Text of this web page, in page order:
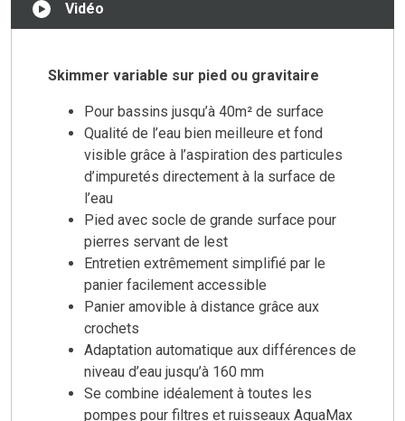
Vidéo
Skimmer variable sur pied ou gravitaire
Pour bassins jusqu’à 40m² de surface
Qualité de l’eau bien meilleure et fond
visible grâce à l’aspiration des particules
d’impuretés directement à la surface de
l’eau
Pied avec socle de grande surface pour
pierres servant de lest
Entretien extrêmement simplifié par le
panier facilement accessible
Panier amovible à distance grâce aux
crochets
Adaptation automatique aux différences de
niveau d’eau jusqu’à 160 mm
Se combine idéalement à toutes les
pompes pour filtres et ruisseaux AquaMax